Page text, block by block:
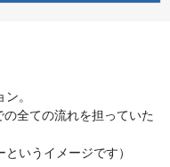
。
全ての流れを担っていた
いうイメージです）